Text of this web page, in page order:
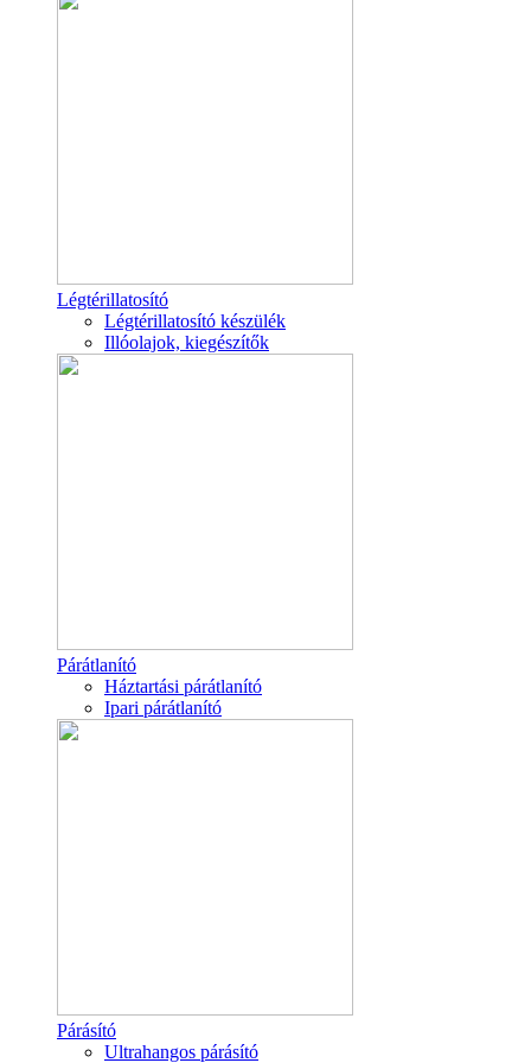
Légtérillatosító
Légtérillatosító készülék
Illóolajok, kiegészítők
Párátlanító
Háztartási párátlanító
Ipari párátlanító
Párásító
Ultrahangos párásító